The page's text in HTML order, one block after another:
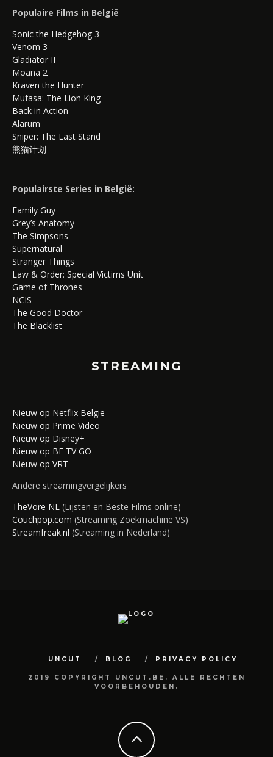
Populaire Films in België
Sonic the Hedgehog 3
Venom 3
Gladiator II
Moana 2
Kraven the Hunter
Mufasa: The Lion King
Back in Action
Alarum
Sniper: The Last Stand
熊猫计划
Populairste Series in België:
Family Guy
Grey’s Anatomy
The Simpsons
Supernatural
Stranger Things
Law & Order: Special Victims Unit
Game of Thrones
NCIS
The Good Doctor
The Blacklist
STREAMING
Nieuw op Netflix Belgie
Nieuw op Prime Video
Nieuw op Disney+
Nieuw op BE TV GO
Nieuw op VRT
Andere streamingvergelijkers
TheVore NL (Lijsten en Beste Films online)
Couchpop.com (Streaming Zoekmachine VS)
Streamfreak.nl (Streaming in Nederland)
UNCUT BLOG PRIVACY POLICY
2019 COPYRIGHT UNCUT.BE. ALLE RECHTEN
VOORBEHOUDEN.